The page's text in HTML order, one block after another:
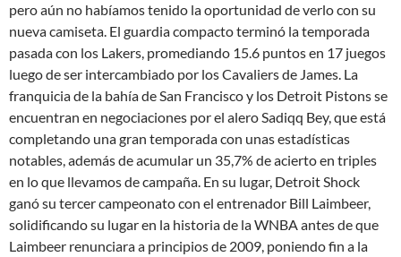
pero aún no habíamos tenido la oportunidad de verlo con su
nueva camiseta. El guardia compacto terminó la temporada
pasada con los Lakers, promediando 15.6 puntos en 17 juegos
luego de ser intercambiado por los Cavaliers de James. La
franquicia de la bahía de San Francisco y los Detroit Pistons se
encuentran en negociaciones por el alero Sadiqq Bey, que está
completando una gran temporada con unas estadísticas
notables, además de acumular un 35,7% de acierto en triples
en lo que llevamos de campaña. En su lugar, Detroit Shock
ganó su tercer campeonato con el entrenador Bill Laimbeer,
solidificando su lugar en la historia de la WNBA antes de que
Laimbeer renunciara a principios de 2009, poniendo fin a la